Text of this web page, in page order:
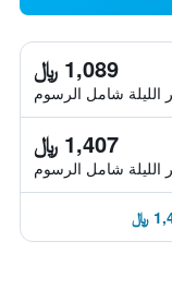
1,089 ﷼
الليلة شامل الرسوم
1,407 ﷼
الليلة شامل الرسوم